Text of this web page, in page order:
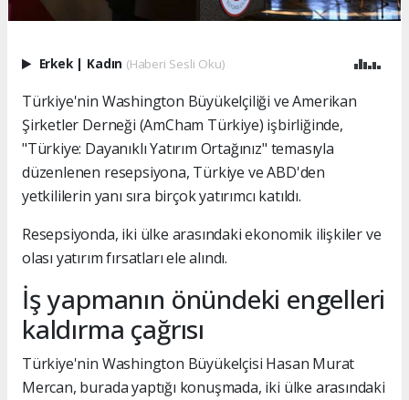
Erkek | Kadın (Haberi Sesli Oku)
Türkiye'nin Washington Büyükelçiliği ve Amerikan
Şirketler Derneği (AmCham Türkiye) işbirliğinde,
"Türkiye: Dayanıklı Yatırım Ortağınız" temasıyla
düzenlenen resepsiyona, Türkiye ve ABD'den
yetkililerin yanı sıra birçok yatırımcı katıldı.
Resepsiyonda, iki ülke arasındaki ekonomik ilişkiler ve
olası yatırım fırsatları ele alındı.
İş yapmanın önündeki engelleri
kaldırma çağrısı
Türkiye'nin Washington Büyükelçisi Hasan Murat
Mercan, burada yaptığı konuşmada, iki ülke arasındaki